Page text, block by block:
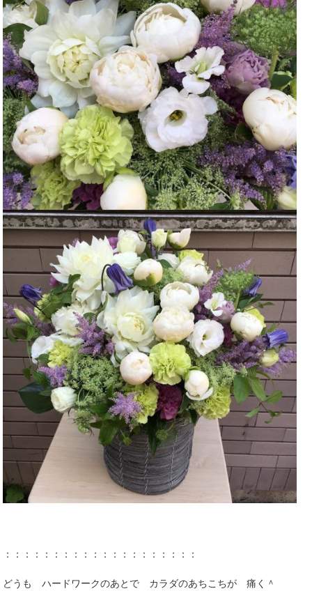
：：：：：：：：：：：：：：：：：：：：
どうも ハードワークのあとで カラダのあちこちが 痛く＾